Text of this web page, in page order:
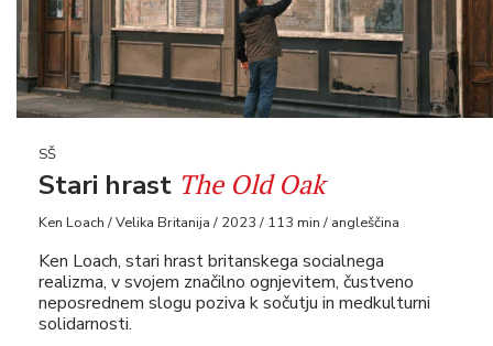
SŠ
Stari hrast The Old Oak
Ken Loach / Velika Britanija / 2023 / 113 min / angleščina
Ken Loach, stari hrast britanskega socialnega
realizma, v svojem značilno ognjevitem, čustveno
neposrednem slogu poziva k sočutju in medkulturni
solidarnosti.